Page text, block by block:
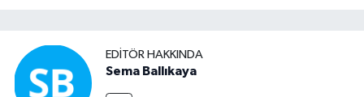
EDITÖR HAKKINDA
Sema Ballıkaya